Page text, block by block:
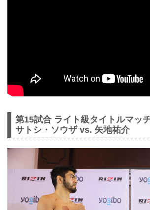
第15試合 ライト級タイトルマッ
サトシ・ソウザ vs. 矢地祐介